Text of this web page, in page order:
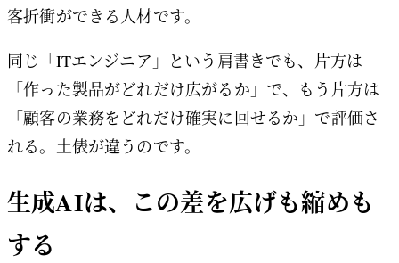
客折衝ができる人材です。
同じ「ITエンジニア」という肩書きでも、片方は
「作った製品がどれだけ広がるか」で、もう片方は
「顧客の業務をどれだけ確実に回せるか」で評価さ
れる。土俵が違うのです。
生成AIは、この差を広げも縮めも
する